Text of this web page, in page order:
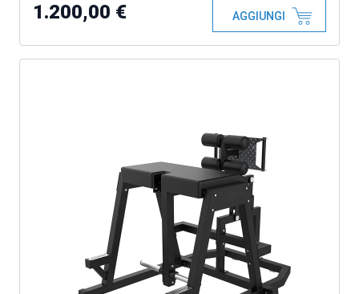
1.200,00 € AGGIUNGI